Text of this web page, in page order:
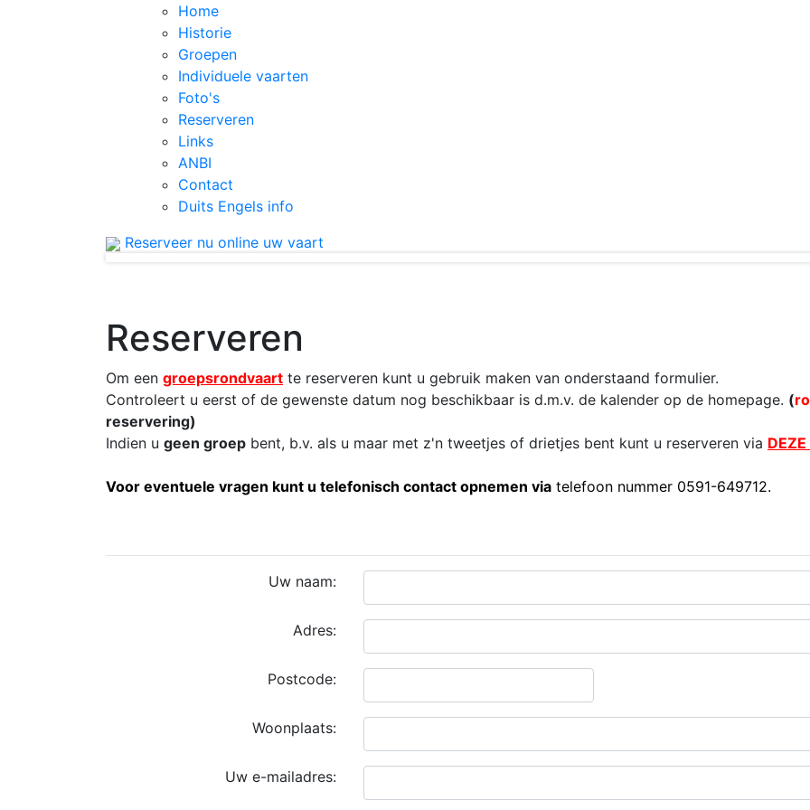
Home
Historie
Groepen
Individuele vaarten
Foto's
Reserveren
Links
ANBI
Contact
Duits Engels info
Reserveer nu online uw vaart
Reserveren
Om een groepsrondvaart te reserveren kunt u gebruik maken van onderstaand formulier.
Controleert u eerst of de gewenste datum nog beschikbaar is d.m.v. de kalender op de homepage. (
reservering)
Indien u geen groep bent, b.v. als u maar met z'n tweetjes of drietjes bent kunt u reserveren via
Voor eventuele vragen kunt u telefonisch contact opnemen via telefoon nummer 0591-649712.
Uw naam:
Adres:
Postcode:
Woonplaats:
Uw e-mailadres: